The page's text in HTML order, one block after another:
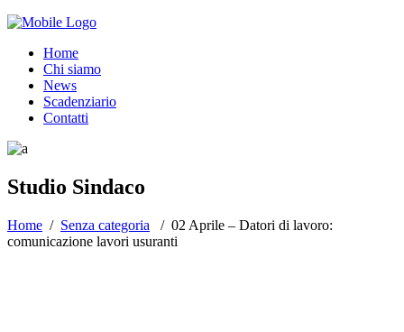
Home
Chi siamo
News
Scadenziario
Contatti
Studio Sindaco
Home / Senza categoria / 02 Aprile – Datori di lavoro:
comunicazione lavori usuranti